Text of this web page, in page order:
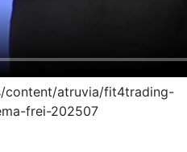
content/atruvia/fit4trading-
frei-202507